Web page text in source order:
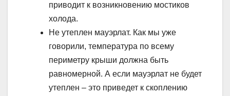
приводит к возникновению мостиков
холода.
Не утеплен мауэрлат. Как мы уже
говорили, температура по всему
периметру крыши должна быть
равномерной. А если мауэрлат не будет
утеплен – это приведет к скоплению